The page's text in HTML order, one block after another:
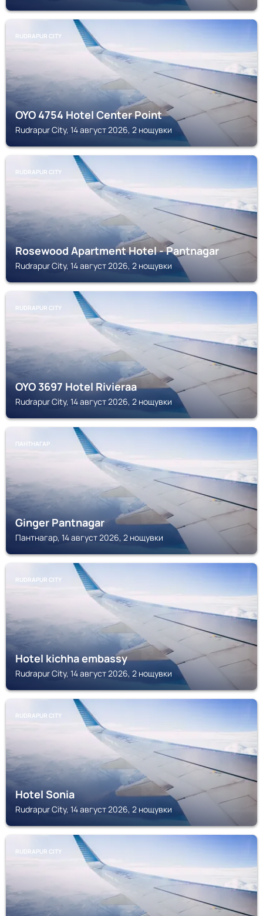
RUDRAPUR CITY
OYO 4754 Hotel Center Point
Rudrapur City, 14 август 2026, 2 нощувки
RUDRAPUR CITY
Rosewood Apartment Hotel - Pantnagar
Rudrapur City, 14 август 2026, 2 нощувки
RUDRAPUR CITY
OYO 3697 Hotel Rivieraa
Rudrapur City, 14 август 2026, 2 нощувки
ПАНТНАГАР
Ginger Pantnagar
Пантнагар, 14 август 2026, 2 нощувки
RUDRAPUR CITY
Hotel kichha embassy
Rudrapur City, 14 август 2026, 2 нощувки
RUDRAPUR CITY
Hotel Sonia
Rudrapur City, 14 август 2026, 2 нощувки
RUDRAPUR CITY